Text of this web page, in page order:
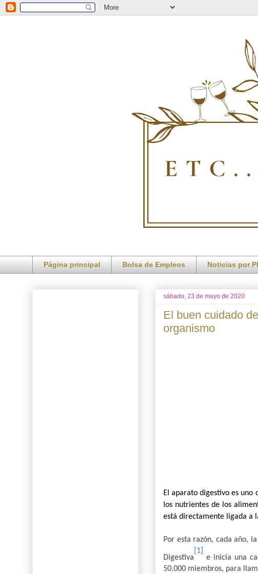
Página principal Bolsa de Empleos Noticias por
sábado, 23 de mayo de 2020
El buen cuidado
organismo
El aparato digestivo es uno
los nutrientes de los
está directamente ligada a
Por esta razón, cada año,
Digestiva
[1]
e inicia una
50.000 miembros, para